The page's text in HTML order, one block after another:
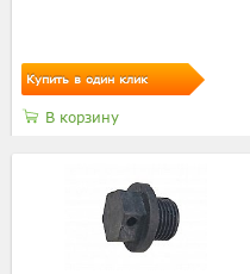
Купить в один клик
В корзину